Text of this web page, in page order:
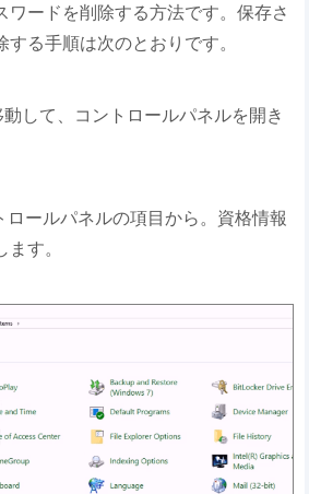
ワードを削除する方法です。保存さ
する手順は次のとおりです。
して、コントロールパネルを開き
ールパネルの項目から。資格情報
す。